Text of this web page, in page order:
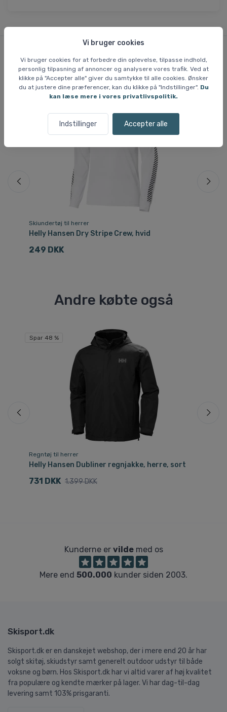
Vi bruger cookies
Vi bruger cookies for at forbedre din oplevelse, tilpasse indhold,
personlig tilpasning af annoncer og analysere vores trafik. Ved at
klikke på "Accepter alle" giver du samtykke til alle cookies. Ønsker
du at justere dine præferencer, kan du klikke på "Indstillinger". Du
kan læse mere i vores privatlivspolitik.
Indstillinger Accepter alle
Lignende varer
Skiundertøj til herrer
Helly Hansen Dry Stripe Crew, hvid
249 DKK
Andre købte også
Spar 48 %
Regntøj til herrer
Helly Hansen Dubliner regnjakke, herre, sort
731 DKK 1.399 DKK
Kunderne er vildemed os
Mere end 500.000 kunder siden 2003.
Skisport.dk
Skisport.dk er en danskejet webshop, der i mere end 20 år har
solgt skitøj, skiudstyr samt generelt outdoor udstyr til både
voksne og børn. Hos Skisport.dk har vi altid varer af høj kvalitet
fra populære og kendte mærker på lager. Vi har dag-til-dag
levering samt 103% prisgaranti.